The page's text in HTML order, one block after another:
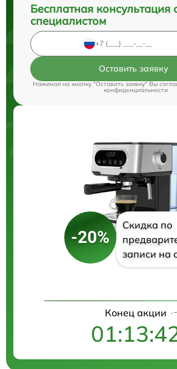
Бесплатная консультация
специалистом
Оставить заявку
Нажимая на кнопку "Оставить заявку" Вы
конфиденциальности
-20%
Скидка по
записи на
Конец акции